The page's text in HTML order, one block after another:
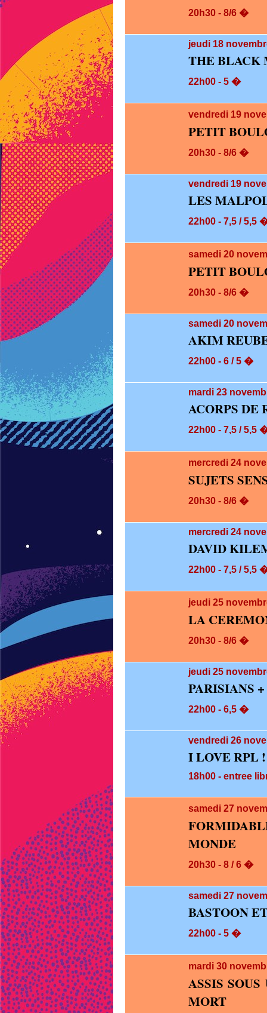
20h30 - 8/6 �
jeudi 18
THE BLACK
22h00 - 5 �
vendredi 19
PETIT
20h30 - 8/6 �
vendredi 19
LES
22h00 - 7,5 / 5,5
samedi 20
PETIT
20h30 - 8/6 �
samedi 20
AKIM
22h00 - 6 / 5 �
mardi 23
ACORPS DE
22h00 - 7,5 / 5,5
mercredi 24
SUJETS
20h30 - 8/6 �
mercredi 24
DAVID
22h00 - 7,5 / 5,5
jeudi 25
LA
20h30 - 8/6 �
jeudi 25
PARISIANS
22h00 - 6,5 �
vendredi 26
I LOVE RPL !
18h00 - entree
samedi 27
MONDE
20h30 - 8 / 6 �
samedi 27
BASTOON
22h00 - 5 �
mardi 30
ASSIS
MORT